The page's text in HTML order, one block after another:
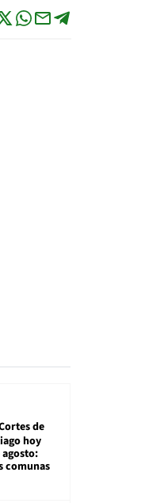
de
hoy
agosto:
comunas